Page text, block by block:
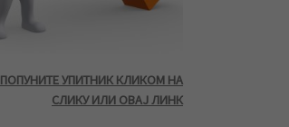
ПОПУНИТЕ УПИТНИК КЛИКОМ НА
СЛИКУ ИЛИ ОВАЈ ЛИНК